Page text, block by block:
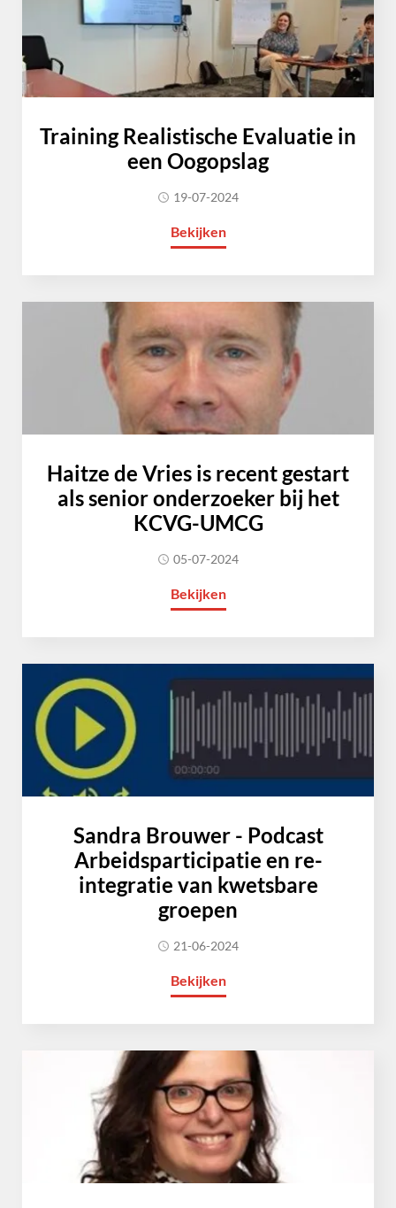
Training Realistische Evaluatie in
een Oogopslag
19-07-2024
Bekijken
Haitze de Vries is recent gestart
als senior onderzoeker bij het
KCVG-UMCG
05-07-2024
Bekijken
Sandra Brouwer - Podcast
Arbeidsparticipatie en re-
integratie van kwetsbare
groepen
21-06-2024
Bekijken